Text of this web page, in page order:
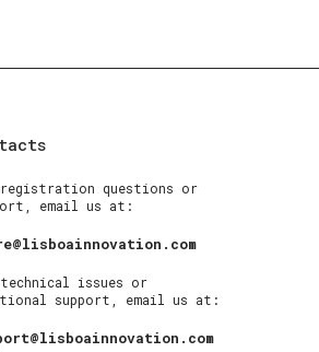
questions or
email us at:
issues or
support, email us at: